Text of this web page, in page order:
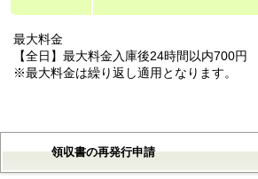
最大料金
【全日】最大料金入庫後24時間以内700円
※最大料金は繰り返し適用となります。
領収書の再発行申請